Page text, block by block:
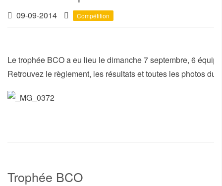
09-09-2014 Compétition
Le trophée BCO a eu lieu le dimanche 7 septembre, 6
Retrouvez le règlement, les résultats et toutes les photos du
Trophée BCO